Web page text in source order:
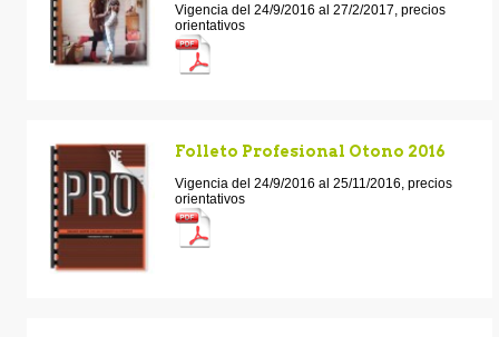
Vigencia del 24/9/2016 al 27/2/2017, precios
orientativos
Folleto Profesional Otono 2016
Vigencia del 24/9/2016 al 25/11/2016, precios
orientativos